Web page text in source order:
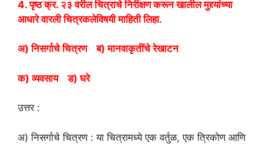
4. पृष्ठ क्र. २३ वरील चित्राचे निरीक्षण करून खालील मुद्द्यांच्या
आधारे वारली चित्रकलेविषयी माहिती लिहा.
अ) निसर्गाचे चित्रण ब) मानवाकृतींचे रेखाटन
क) व्यवसाय ड) घरे
उत्तर :
अ) निसर्गाचे चित्रण : या चित्रामध्ये एक वर्तुळ, एक त्रिकोण आणि